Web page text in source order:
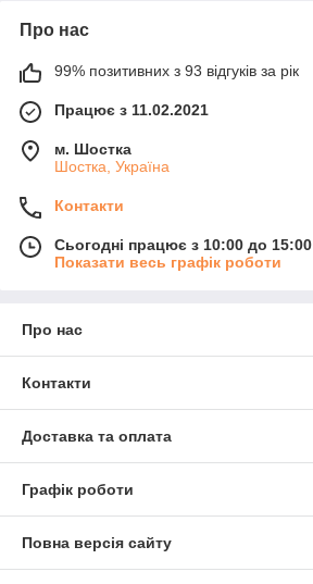
Про нас
99% позитивних з 93 відгуків за рік
Працює з 11.02.2021
м. Шостка
Шостка, Україна
Контакти
Сьогодні працює з 10:00 до 15:00
Показати весь графік роботи
Про нас
Контакти
Доставка та оплата
Графік роботи
Повна версія сайту